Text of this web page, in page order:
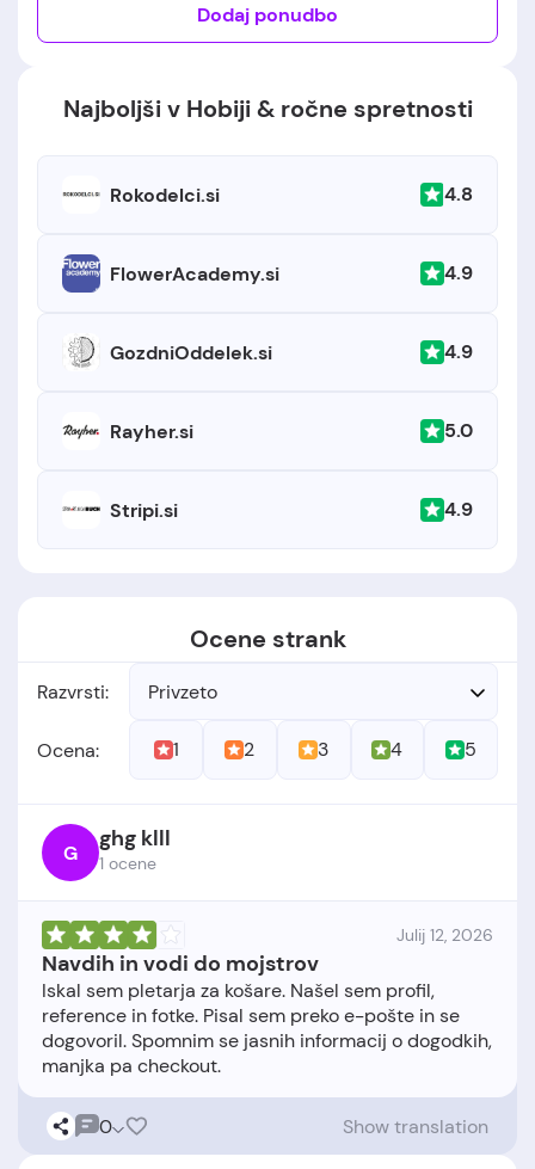
Dodaj ponudbo
Najboljši v Hobiji & ročne spretnosti
Rokodelci.si 4.8
FlowerAcademy.si 4.9
GozdniOddelek.si 4.9
Rayher.si 5.0
Stripi.si 4.9
Ocene strank
Razvrsti: Privzeto
Ocena: 1 2 3 4 5
G ghg klll
1 ocene
Julij 12, 2026
Navdih in vodi do mojstrov
Iskal sem pletarja za košare. Našel sem profil,
reference in fotke. Pisal sem preko e-pošte in se
dogovoril. Spomnim se jasnih informacij o dogodkih,
0 Show translation